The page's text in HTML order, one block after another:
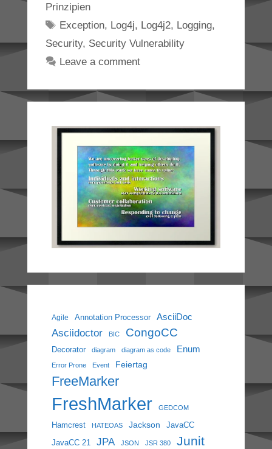
Prinzipien
Tags
Exception, Log4j, Log4j2, Logging,
Security, Security Vulnerability
Leave a comment
Agile Annotation Processor AsciiDoc
Asciidoctor BIC CongoCC
Decorator diagram diagram as code Enum
Error Prone Event Feiertag
FreeMarker
FreshMarker GEDCOM
Hamcrest HATEOAS Jackson JavaCC
JavaCC 21 JPA JSON JSR 380 Junit